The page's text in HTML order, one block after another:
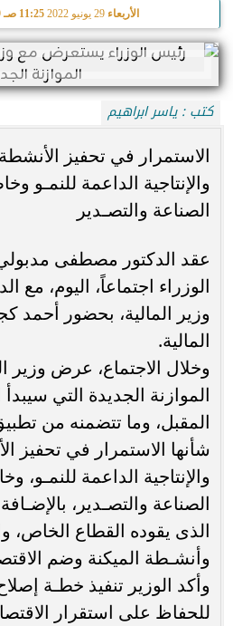
الأربعاء 11:25 صـ
كتب : ياسر ابراهيم
الاستمرار في تحفيز الأنشطة
والإنتاجية الداعمة للنمـو
الصناعة والتصـدير
عقد الدكتور مصطفى
الوزراء اجتماعاً، اليوم، مع
وزير المالية، بحضور أحمد
المالية.
وخلال الاجتماع، عرض وزير
الموازنة الجديدة التي
المقبل، وما تتضمنه من
شأنها الاستمرار في تحفيز
والإنتاجية الداعمة
الصناعة والتصـدير،
الذى يقوده القطاع الخاص،
وأنشـطة الميكنة وضم
وأكد الوزير تنفيذ خطـة
للحفاظ على استقرار